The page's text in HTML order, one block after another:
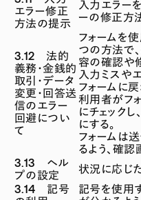
エラー修正
方法の提示
入力エラー
ーの修正方
3.12 法的
義務・金銭的
取引・データ
変更・回答送
信のエラー
回避につい
て
フォームを
つの方法で
容の確認や
入力ミスや
フォームに戻
利用者がフ
にチェック
にする。
フォームは
るよう、確
3.13 ヘル
プの設定
状況に応じ
3.14 記号
記号を使用